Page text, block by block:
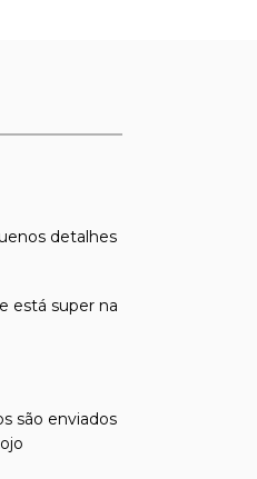
detalhes
está super na
são enviados